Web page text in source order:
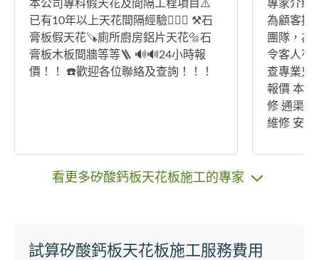
本公司專科假天花及間隔工程項目⚠️
已有10年以上天花間隔經驗👷🏾‍♂️ ⚒️石
膏板假天花🪚廁所廚房鋁片天花🔩石
膏板木板間牆等等🪜 🔊🔊24小時報
價！！ ☎️歡迎各位聯絡及查詢！！！
專家介紹
為顧客提供
團隊，為
令客人有
查專業只
報價 本公
修 通渠服
維修 安裝
牆工程等
看更多矽酸鈣板天花板施工的專家
試算矽酸鈣板天花板施工服務費用